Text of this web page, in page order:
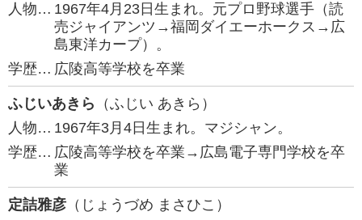
人物… 1967年4月23日生まれ。元プロ野球選手（読
売ジャイアンツ→福岡ダイエーホークス→広
島東洋カープ）。
学歴… 広陵高等学校を卒業
ふじいあきら （ふじい あきら）
人物… 1967年3月4日生まれ。マジシャン。
学歴… 広陵高等学校を卒業→広島電子専門学校を卒
業
定詰雅彦 （じょうづめ まさひこ）